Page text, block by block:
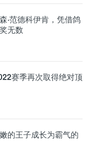
·范德科伊肯，凭借鸽
无数
赛季再次取得绝对顶
的王子成长为霸气的